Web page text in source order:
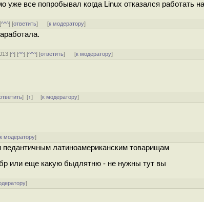
уже все попробывал когда Linux отказался работать
^^^] [ответить] [к модератору]
[^] [^^] [^^^] [ответить] [к модератору]
][↑] [к модератору]
к модератору]
латиноамериканским товарищам
или еще какую быдлятню - не нужны тут вы
]